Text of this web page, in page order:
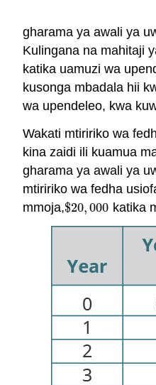
gharama ya awali ya
Kulingana na mahitaji
katika uamuzi wa
kusonga mbadala hii
wa upendeleo, kwa
Wakati mtiririko wa
kina zaidi ili kuamua
gharama ya awali ya
mtiririko wa fedha
mmoja,$20,000
$20, 000 katika